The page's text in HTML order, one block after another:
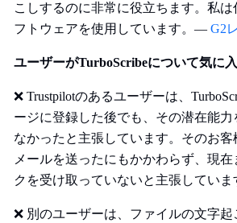
こしするのに非常に役立ちます。私は
フトウェアを使用しています。— G2
ユーザーがTurboScribeについて気に
❌ Trustpilotのあるユーザーは、
ージに登録した後でも、その潜在能力
なかったと主張しています。そのお客
メールを送ったにもかかわらず、現
クを受け取っていないと主張していま
❌ 別のユーザーは、ファイルの文字